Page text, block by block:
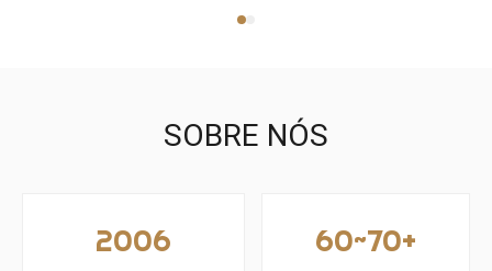
SOBRE NÓS
2006 60~70+